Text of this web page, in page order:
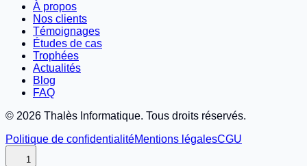
À propos
Nos clients
Témoignages
Études de cas
Trophées
Actualités
Blog
FAQ
© 2026 Thalès Informatique. Tous droits réservés.
Politique de confidentialitéMentions légalesCGU
1